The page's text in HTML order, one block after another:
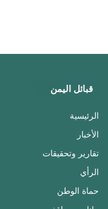
قبائل اليمن
الرئيسية
الأخبار
تقارير وتحقيقات
الرأي
حماة الوطن